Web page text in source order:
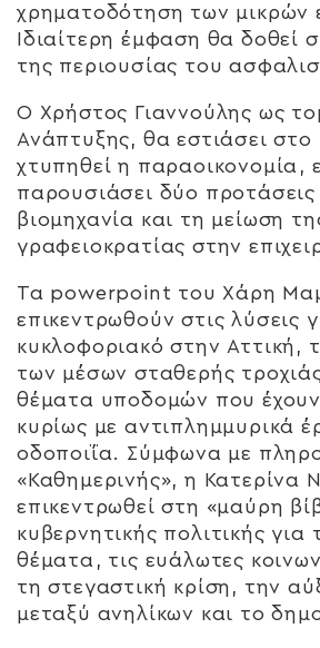
χρηματοδότηση των μικρών
Ιδιαίτερη έμφαση θα δοθεί
της περιουσίας του
Ο Χρήστος Γιαννούλης ως
Ανάπτυξης, θα εστιάσει
χτυπηθεί η παραοικονομία,
παρουσιάσει δύο
βιομηχανία και τη μείωση
γραφειοκρατίας στην
Τα powerpoint του Χάρη
επικεντρωθούν στις λύσεις
κυκλοφοριακό στην Αττική,
των μέσων σταθερής
θέματα υποδομών που
κυρίως με αντιπλημμυρικά
οδοποιΐα. Σύμφωνα με
«Καθημερινής», η Κατερίνα
επικεντρωθεί στη «μαύρη
κυβερνητικής πολιτικής για
θέματα, τις ευάλωτες
τη στεγαστική κρίση, την
μεταξύ ανηλίκων και το